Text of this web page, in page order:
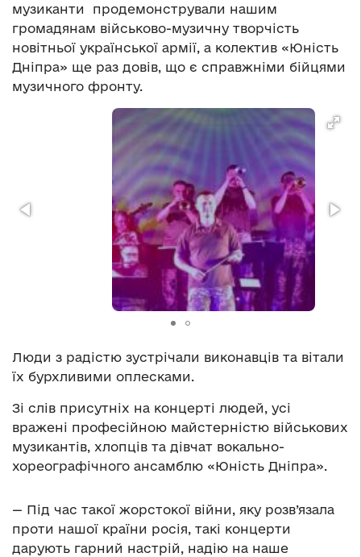
музиканти продемонстрували нашим
громадянам військово-музичну творчість
новітньої української армії, а колектив «Юність
Дніпра» ще раз довів, що є справжніми бійцями
музичного фронту.
Люди з радістю зустрічали виконавців та вітали
їх бурхливими оплесками.
Зі слів присутніх на концерті людей, усі
вражені професійною майстерністю військових
музикантів, хлопців та дівчат вокально-
хореографічного ансамблю «Юність Дніпра».
— Під час такої жорстокої війни, яку розв’язала
проти нашої країни росія, такі концерти
дарують гарний настрій, надію на наше